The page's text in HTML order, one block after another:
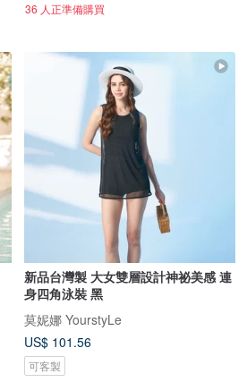
36 人正準備購買
新品台灣製 大女雙層設計神祕美感 連
身四角泳裝 黑
莫妮娜 YourstyLe
US$ 101.56
可客製